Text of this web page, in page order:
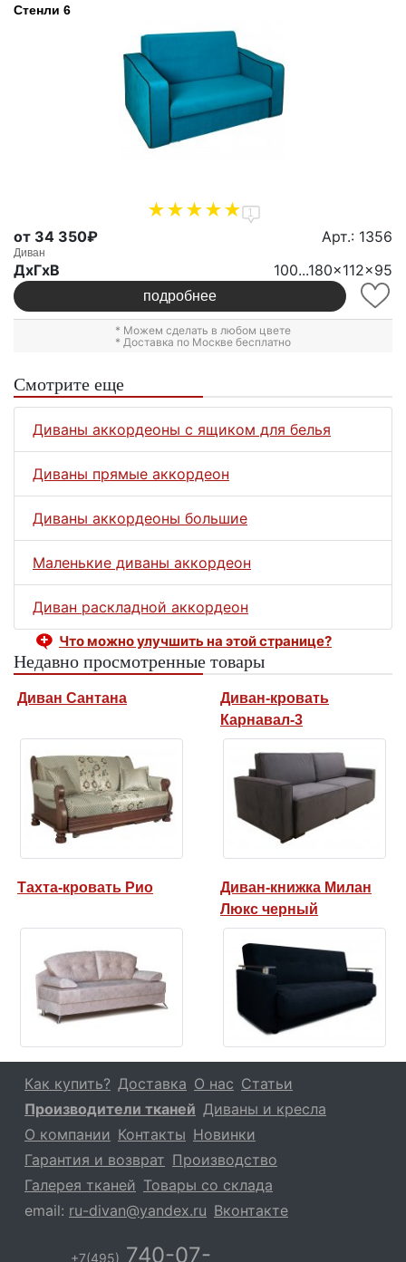
Стенли 6
1
от 34 350₽ Арт.: 1356
Диван
ДxГxВ 100...180x112x95
подробнее
* Можем сделать в любом цвете
* Доставка по Москве бесплатно
Смотрите еще
Диваны аккордеоны с ящиком для белья
Диваны прямые аккордеон
Диваны аккордеоны большие
Маленькие диваны аккордеон
Диван раскладной аккордеон
Что можно улучшить на этой странице?
Недавно просмотренные товары
Диван Сантана
Диван-кровать
Карнавал-3
Тахта-кровать Рио
Диван-книжка Милан
Люкс черный
Как купить? Доставка О нас Статьи
Производители тканей Диваны и кресла
О компании Контакты Новинки
Гарантия и возврат Производство
Галерея тканей Товары со склада
email: ru-divan@yandex.ru Вконтакте
+7(495) 740-07-